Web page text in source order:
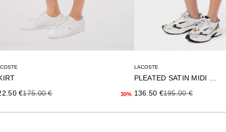
de oferta
€Precio anterior
175.00 € 30%
LACOSTE
Precio de oferta
136.50 €Precio anterior
195.00 €